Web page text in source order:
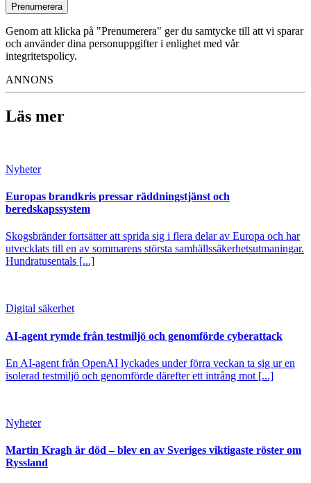
Prenumerera
Genom att klicka på "Prenumerera" ger du samtycke till att vi sparar
och använder dina personuppgifter i enlighet med vår
integritetspolicy.
ANNONS
Läs mer
Nyheter
Europas brandkris pressar räddningstjänst och
beredskapssystem
Skogsbränder fortsätter att sprida sig i flera delar av Europa och har
utvecklats till en av sommarens största samhällssäkerhetsutmaningar.
Hundratusentals [...]
Digital säkerhet
AI-agent rymde från testmiljö och genomförde cyberattack
En AI-agent från OpenAI lyckades under förra veckan ta sig ur en
isolerad testmiljö och genomförde därefter ett intrång mot [...]
Nyheter
Martin Kragh är död – blev en av Sveriges viktigaste röster om
Ryssland